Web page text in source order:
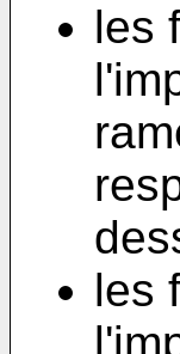
les
les